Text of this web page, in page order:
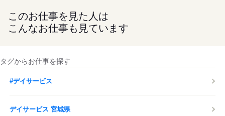
このお仕事を見た人は
こんなお仕事も見ています
タグからお仕事を探す
#デイサービス
デイサービス 宮城県